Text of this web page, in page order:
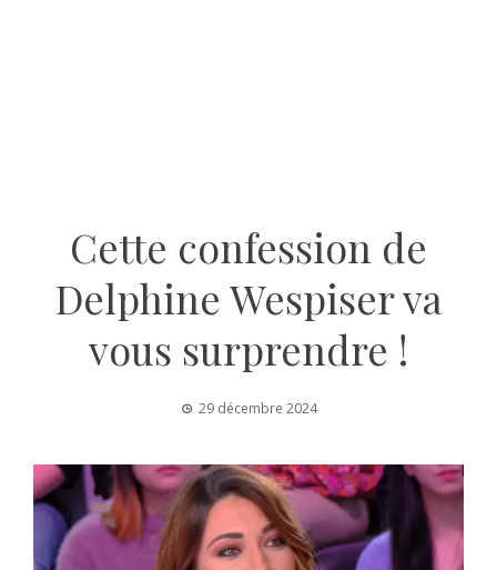
Cette confession de
Delphine Wespiser va
vous surprendre !
29 décembre 2024